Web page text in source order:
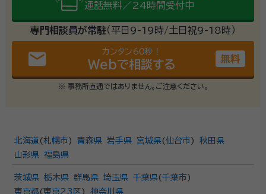
通話無料／24時間受付中
専門相談員が常駐（平日9-19時/土日祝9-18時）
email カンタン60秒！
Webで相談する 無料
※ 事務所直通ではありません。ご注意ください。
北海道 (札幌市) 青森県 岩手県 宮城県(仙台市)
秋田県
山形県 福島県
茨城県 栃木県 群馬県 埼玉県 千葉県(千葉市)
東京都 ( 東京23区 ) 神奈川県